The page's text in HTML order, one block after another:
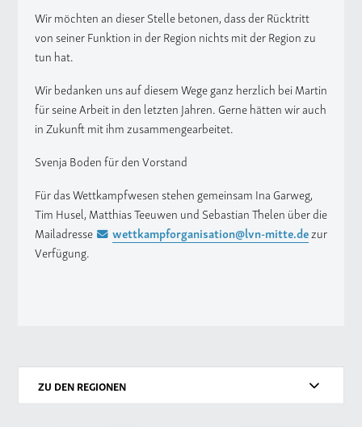
Wir möchten an dieser Stelle betonen, dass der Rücktritt
von seiner Funktion in der Region nichts mit der Region zu
tun hat.
Wir bedanken uns auf diesem Wege ganz herzlich bei Martin
für seine Arbeit in den letzten Jahren. Gerne hätten wir auch
in Zukunft mit ihm zusammengearbeitet.
Svenja Boden für den Vorstand
Für das Wettkampfwesen stehen gemeinsam Ina Garweg,
Tim Husel, Matthias Teeuwen und Sebastian Thelen über die
Mailadresse
wettkampforganisation@lvn-mitte.dezur
Verfügung.
ZU DEN REGIONEN